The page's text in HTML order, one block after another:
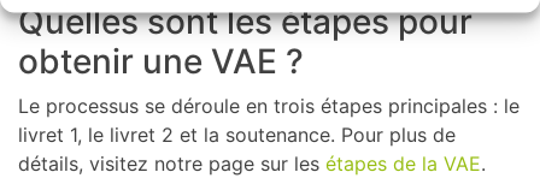
Quelles sont les étapes pour
obtenir une VAE ?
Le processus se déroule en trois étapes principales : le
livret 1, le livret 2 et la soutenance. Pour plus de
détails, visitez notre page sur les étapes de la VAE.